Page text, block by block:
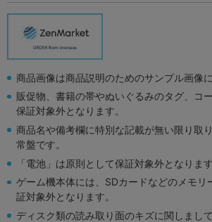
商品画像は商品説明のためのサンプル画像に
販促物、書籍の帯やぬいぐるみのタグ、コ
保証対象外となります。
商品名や備考欄に特別な記載が無い限り取
常盤です。
「電池」は原則として保証対象外となります
ゲーム機本体には、SDカードなどのメモリ
証対象外となります。
ディスク類の読み取り面のキズに関しまし